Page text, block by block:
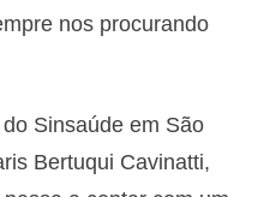
nos procurando
Sinsaúde em São
Bertuqui Cavinatti,